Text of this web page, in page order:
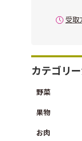
受取
カテゴリ
野菜
果物
お肉